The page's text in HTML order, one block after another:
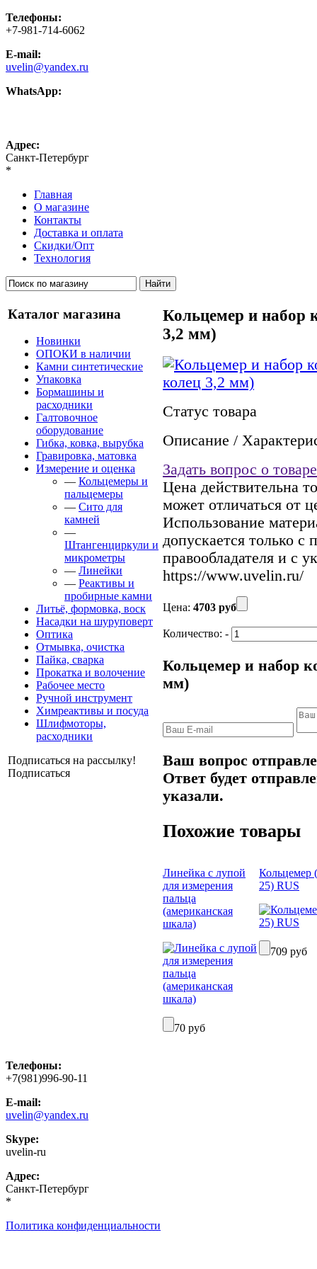
Телефоны:
+7-981-714-6062
E-mail:
uvelin@yandex.ru
WhatsApp:
Адрес:
Санкт-Петербург
*
Главная
О магазине
Контакты
Доставка и оплата
Скидки/Опт
Технология
Каталог магазина
Новинки
ОПОКИ в наличии
Камни синтетические
Упаковка
Бормашины и
расходники
Галтовочное
оборудование
Гибка, ковка, вырубка
Гравировка, матовка
Измерение и оценка
— Кольцемеры и
пальцемеры
— Сито для
камней
—
Штангенциркули и
микрометры
— Линейки
— Реактивы и
пробирные камни
Литьё, формовка, воск
Насадки на шуруповерт
Оптика
Отмывка, очистка
Пайка, сварка
Прокатка и волочение
Рабочее место
Ручной инструмент
Химреактивы и посуда
Шлифмоторы,
расходники
Подписаться на рассылку!
Подписаться
Кольцемер и набор
3,2 мм)
Статус товара
Описание /
Задать вопрос о товаре
Цена действительна
может отличаться от
Использование
допускается только с
правообладателя и с
https://www.uvelin.ru/
Цена: 4703 руб
Количество: -
Кольцемер и набор
мм)
Ваш вопрос
Ответ будет
указали.
Похожие товары
Линейка с лупой
для измерения
пальца
(американская
шкала)
70 руб
Кольцемер
25) RUS
709 руб
Телефоны:
+7(981)996-90-11
E-mail:
uvelin@yandex.ru
Skype:
uvelin-ru
Адрес:
Санкт-Петербург
*
Политика конфиденциальности